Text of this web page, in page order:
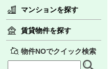
マンションを探す
賃貸物件を探す
物件NOでクイック検索